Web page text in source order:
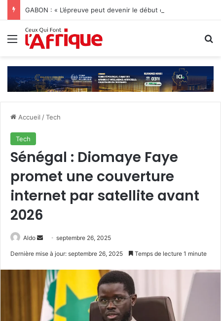
Menu
Accueil /Tech
Tech
Sénégal : Diomaye Faye
promet une couverture
internet par satellite avant
2026
Aldo
Envoyerseptembre 26, 2025
Dernière mise à jour: septembre 26, 2025 Temps de lecture 1 minute